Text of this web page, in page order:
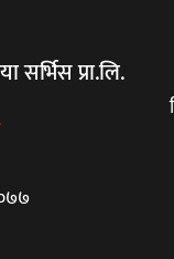
सर्भिस प्रा.लि.